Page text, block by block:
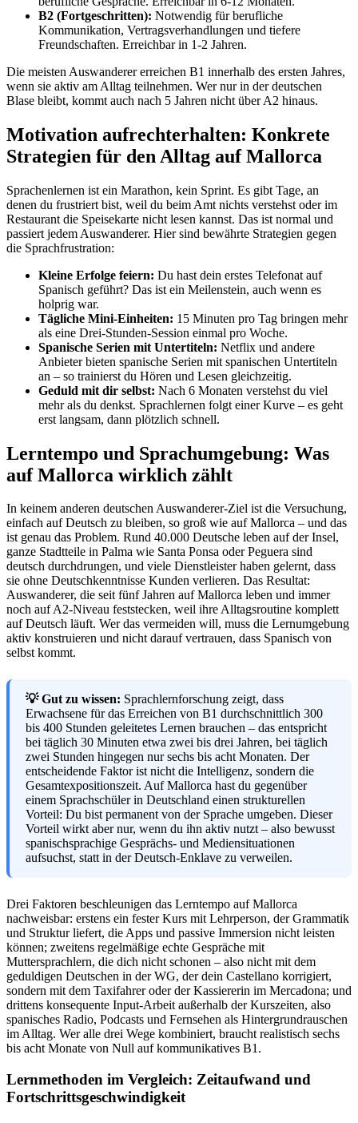
B2 (Fortgeschritten): Notwendig für berufliche
Kommunikation, Vertragsverhandlungen und tiefere
Freundschaften. Erreichbar in 1-2 Jahren.
Die meisten Auswanderer erreichen B1 innerhalb des ersten Jahres,
wenn sie aktiv am Alltag teilnehmen. Wer nur in der deutschen
Blase bleibt, kommt auch nach 5 Jahren nicht über A2 hinaus.
Motivation aufrechterhalten: Konkrete
Strategien für den Alltag auf Mallorca
Sprachenlernen ist ein Marathon, kein Sprint. Es gibt Tage, an
denen du frustriert bist, weil du beim Amt nichts verstehst oder im
Restaurant die Speisekarte nicht lesen kannst. Das ist normal und
passiert jedem Auswanderer. Hier sind bewährte Strategien gegen
die Sprachfrustration:
Kleine Erfolge feiern: Du hast dein erstes Telefonat auf
Spanisch geführt? Das ist ein Meilenstein, auch wenn es
holprig war.
Tägliche Mini-Einheiten: 15 Minuten pro Tag bringen mehr
als eine Drei-Stunden-Session einmal pro Woche.
Spanische Serien mit Untertiteln: Netflix und andere
Anbieter bieten spanische Serien mit spanischen Untertiteln
an – so trainierst du Hören und Lesen gleichzeitig.
Geduld mit dir selbst: Nach 6 Monaten verstehst du viel
mehr als du denkst. Sprachlernen folgt einer Kurve – es geht
erst langsam, dann plötzlich schnell.
Lerntempo und Sprachumgebung: Was
auf Mallorca wirklich zählt
In keinem anderen deutschen Auswanderer-Ziel ist die Versuchung,
einfach auf Deutsch zu bleiben, so groß wie auf Mallorca – und das
ist genau das Problem. Rund 40.000 Deutsche leben auf der Insel,
ganze Stadtteile in Palma wie Santa Ponsa oder Peguera sind
deutsch durchdrungen, und viele Dienstleister haben gelernt, dass
sie ohne Deutschkenntnisse Kunden verlieren. Das Resultat:
Auswanderer, die seit fünf Jahren auf Mallorca leben und immer
noch auf A2-Niveau feststecken, weil ihre Alltagsroutine komplett
auf Deutsch läuft. Wer das vermeiden will, muss die Lernumgebung
aktiv konstruieren und nicht darauf vertrauen, dass Spanisch von
selbst kommt.
💡 Gut zu wissen: Sprachlernforschung zeigt, dass
Erwachsene für das Erreichen von B1 durchschnittlich 300
bis 400 Stunden geleitetes Lernen brauchen – das entspricht
bei täglich 30 Minuten etwa zwei bis drei Jahren, bei täglich
zwei Stunden hingegen nur sechs bis acht Monaten. Der
entscheidende Faktor ist nicht die Intelligenz, sondern die
Gesamtexpositionszeit. Auf Mallorca hast du gegenüber
einem Sprachschüler in Deutschland einen strukturellen
Vorteil: Du bist permanent von der Sprache umgeben. Dieser
Vorteil wirkt aber nur, wenn du ihn aktiv nutzt – also bewusst
spanischsprachige Gesprächs- und Mediensituationen
aufsuchst, statt in der Deutsch-Enklave zu verweilen.
Drei Faktoren beschleunigen das Lerntempo auf Mallorca
nachweisbar: erstens ein fester Kurs mit Lehrperson, der Grammatik
und Struktur liefert, die Apps und passive Immersion nicht leisten
können; zweitens regelmäßige echte Gespräche mit
Muttersprachlern, die dich nicht schonen – also nicht mit dem
geduldigen Deutschen in der WG, der dein Castellano korrigiert,
sondern mit dem Taxifahrer oder der Kassiererin im Mercadona; und
drittens konsequente Input-Arbeit außerhalb der Kurszeiten, also
spanisches Radio, Podcasts und Fernsehen als Hintergrundrauschen
im Alltag. Wer alle drei Wege kombiniert, braucht realistisch sechs
bis acht Monate von Null auf kommunikatives B1.
Lernmethoden im Vergleich: Zeitaufwand und
Fortschrittsgeschwindigkeit